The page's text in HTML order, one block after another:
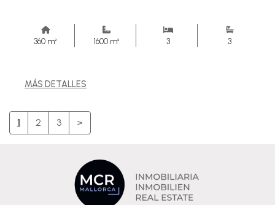
360 m² 1600 m² 3 3
MÁS DETALLES
1 2 3 >